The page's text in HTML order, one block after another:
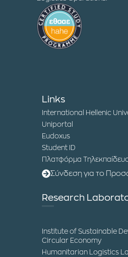
Links
International Hellenic
Uniportal
Eudoxus
Student ID
Πλατφόρμα
Σύνδεση για το
Research
Institute of Sustainable
Circular Economy
Humanitarian Logistics